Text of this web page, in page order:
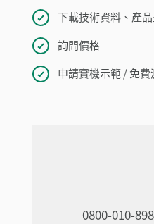
下載技術資料、產
詢問價格
申請實機示範 / 免
0800-010-